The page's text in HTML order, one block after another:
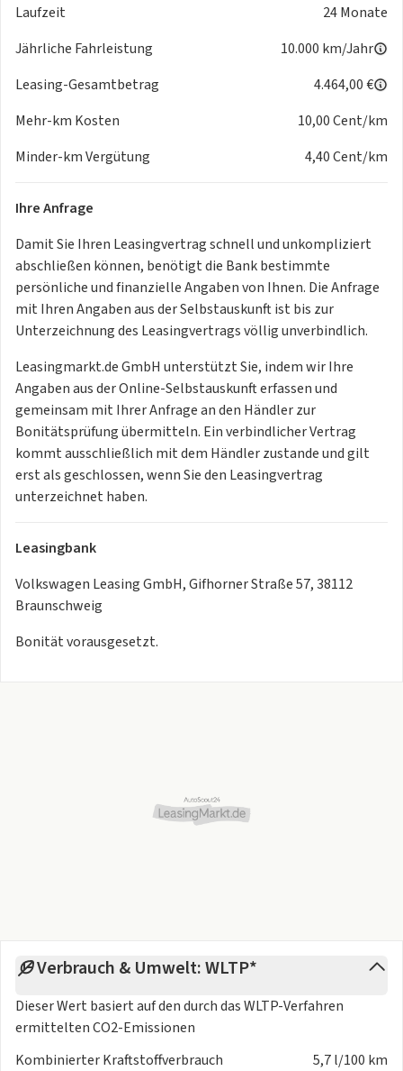
Volkswagen Logo vorn und hinten, Leiste zwischen den
Scheinwerfern/Rückleuchten
Abbiege- und Schlechtwetterlicht
LED-Rückleuchten
LED-Plus-Scheinwerfer
Fahrlichtschaltung automatisch, mit LED-Tagfahrlicht
"Leaving home"-Funktion
Außenspiegel elektrisch einstell-, anklapp- und beheizbar,
mit
Beifahrerspiegelabsenkung
Fernlichtassistent "Light Assist"
Zierleisten in Pyritsilber matt
Außenspiegelgehäuse in Dachfarbe
Stoßfänger im "R-Line"-Styling
4 Leichtmetallräder "Coventry" 7 J x 18 in Schwarz,
Oberfläche glanzgedreht,
Volkswagen R
Spurhalteassistent "Lane Assist"
Automatische Distanzregelung ACC
Notbremsassistent "Front Assist" mit Fußgänger- und
Parkassistent "Park Assist Plus" inkl. Einparkhilfe
Geschwindigkeitsbegrenzer mit vorausschauender
Regelung
Aufmerksamkeits- und Müdigkeitswarnung mit
Rückfahrkamera "Rear View"
Beifahrersitz, i-Size-kompatibel
Abschleppschutz
Berganfahrassistent
Kopfstützen vorn im Sitz integriert
Verbandtasche, Warndreieck und Warnweste
Laufzeit
24 Monate
Jährliche Fahrleistung
10.000 km/Jahr
Leasing-Gesamtbetrag
4.464,00 €
Mehr-km Kosten
10,00 Cent/km
Minder-km Vergütung
4,40 Cent/km
Ihre Anfrage
Damit Sie Ihren Leasingvertrag schnell und unkompliziert
abschließen können, benötigt die Bank bestimmte
persönliche und finanzielle Angaben von Ihnen. Die Anfrage
mit Ihren Angaben aus der Selbstauskunft ist bis zur
Unterzeichnung des Leasingvertrags völlig unverbindlich.
Leasingmarkt.de GmbH unterstützt Sie, indem wir Ihre
Angaben aus der Online-Selbstauskunft erfassen und
gemeinsam mit Ihrer Anfrage an den Händler zur
Bonitätsprüfung übermitteln. Ein verbindlicher Vertrag
kommt ausschließlich mit dem Händler zustande und gilt
erst als geschlossen, wenn Sie den Leasingvertrag
unterzeichnet haben.
Leasingbank
Volkswagen Leasing GmbH, Gifhorner Straße 57, 38112
Braunschweig
Bonität vorausgesetzt.
Verbrauch & Umwelt: WLTP*
Dieser Wert basiert auf den durch dasWLTP-Verfahren
ermittelten CO2-Emissionen
Kombinierter Kraftstoffverbrauch
5,7 l/100 km